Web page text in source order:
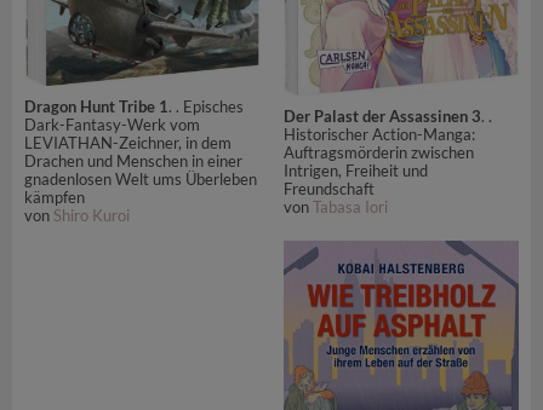
Dragon Hunt Tribe 1. . Episches
Dark-Fantasy-Werk vom
LEVIATHAN-Zeichner, in dem
Drachen und Menschen in einer
gnadenlosen Welt ums Überleben
kämpfen
von Shiro Kuroi
Der Palast der Assassinen 3. .
Historischer Action-Manga:
Auftragsmörderin zwischen
Intrigen, Freiheit und
Freundschaft
vonTabasa Iori